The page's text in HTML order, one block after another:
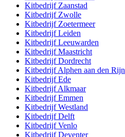
Kitbedrijf Zaanstad
Kitbedrijf Zwolle
Kitbedrijf Zoetermeer
KitbedrijfLeiden
KitbedrijfLeeuwarden
KitbedrijfMaastricht
KitbedrijfDordrecht
KitbedrijfAlphen aan den Rijn
KitbedrijfEde
KitbedrijfAlkmaar
KitbedrijfEmmen
KitbedrijfWestland
KitbedrijfDelft
KitbedrijfVenlo
KitbedrijfDeventer